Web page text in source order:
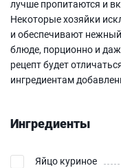
лучше пропитаются и
Некоторые хозяйки
и обеспечивают
блюде, порционно и
рецепт будет
ингредиентам
Ингредиенты
Яйцо куриное